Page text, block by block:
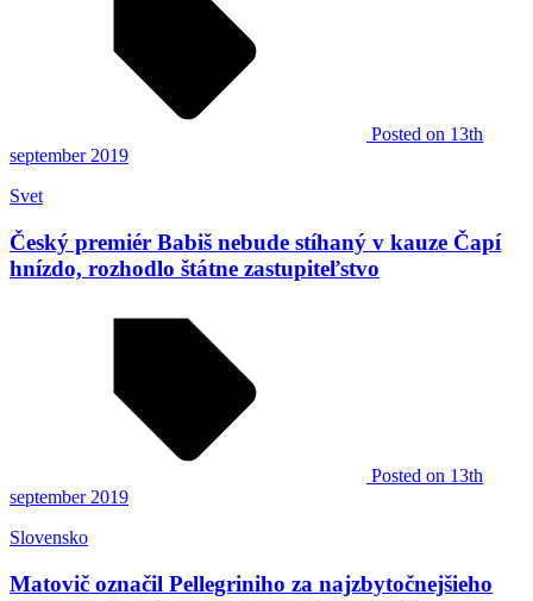
Posted on 13th
september 2019
Svet
Český premiér Babiš nebude stíhaný v kauze Čapí
hnízdo, rozhodlo štátne zastupiteľstvo
Posted on 13th
september 2019
Slovensko
Matovič označil Pellegriniho za najzbytočnejšieho